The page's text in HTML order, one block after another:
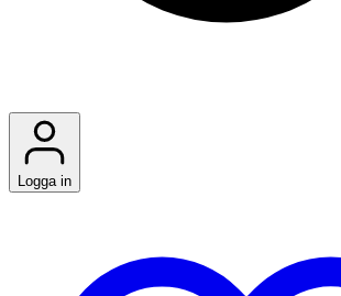
Logga in